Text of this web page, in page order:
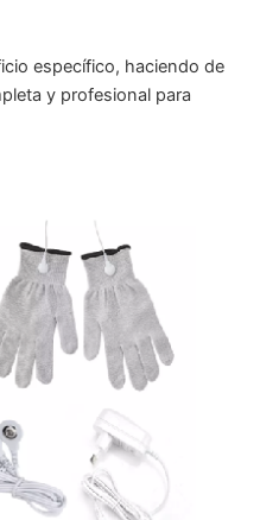
específico, haciendo de
y profesional para